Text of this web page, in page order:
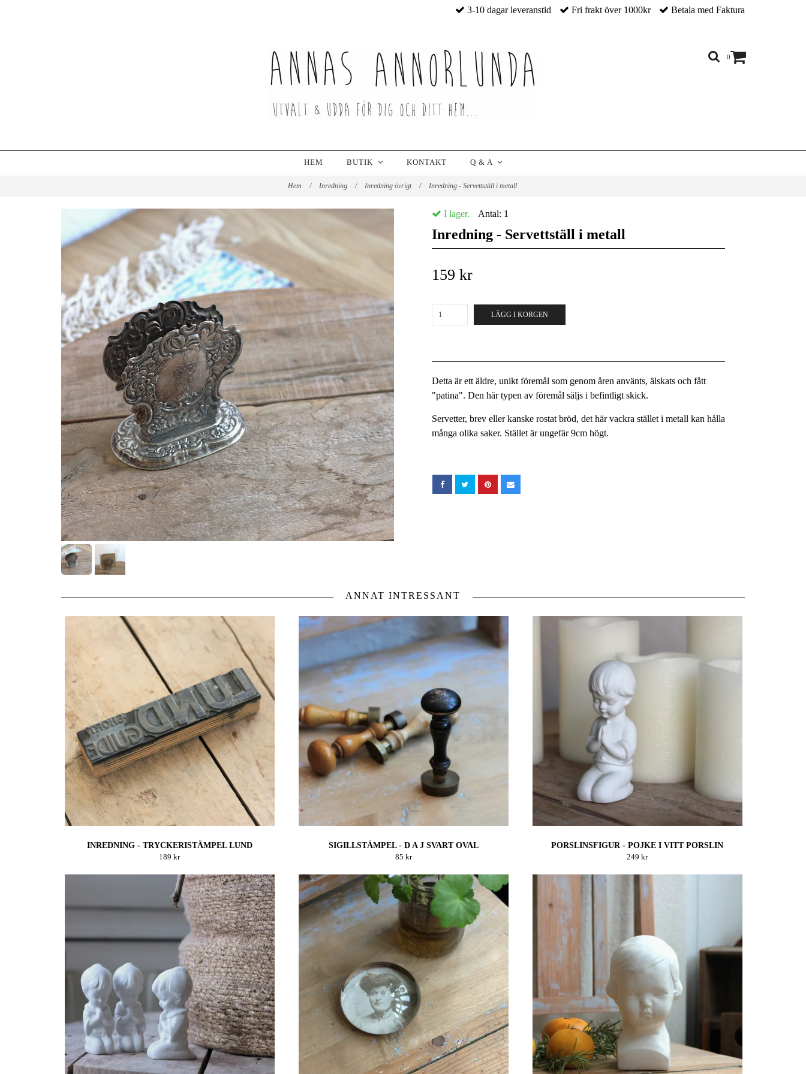
3-10 dagar leveranstid Fri frakt över 1000kr Betala med Faktura
0
HEM BUTIK KONTAKT Q & A
Hem / Inredning / Inredning övrigt / Inredning - Servettställ i metall
I lager. Antal: 1
Inredning - Servettställ i metall
159 kr
LÄGG I KORGEN
Detta är ett äldre, unikt föremål som genom åren använts, älskats och fått
"patina". Den här typen av föremål säljs i befintligt skick.
Servetter, brev eller kanske rostat bröd, det här vackra stället i metall kan hålla
många olika saker. Stället är ungefär 9cm högt.
ANNAT INTRESSANT
INREDNING - TRYCKERISTÄMPEL LUND
189 kr
SIGILLSTÄMPEL - D A J SVART OVAL
85 kr
PORSLINSFIGUR - POJKE I VITT PORSLIN
249 kr